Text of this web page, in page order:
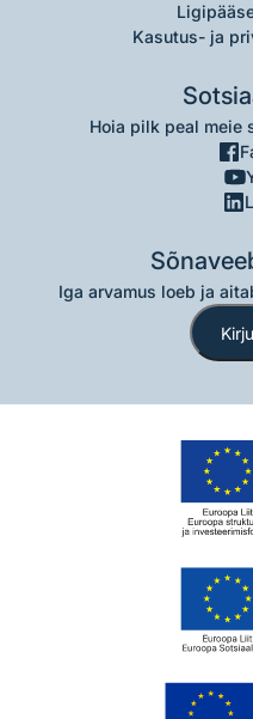
Kasutus- ja
Hoia pilk peal meie
Iga arvamus loeb ja